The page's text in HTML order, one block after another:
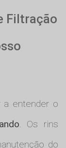
Filtração
a entender o
. Os rins
do